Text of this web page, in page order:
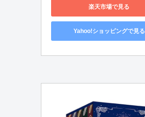
楽天市場で見る
Yahoo!ショッピングで見る